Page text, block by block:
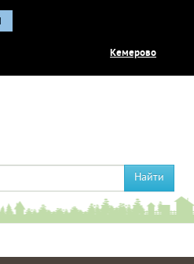
Кемерово
Найти